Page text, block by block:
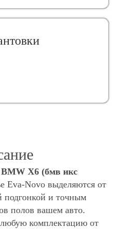
X6 (бмв икс
Eva-Novo выделяются от
подгонкой и точным
полов вашем авто.
комплектацию от